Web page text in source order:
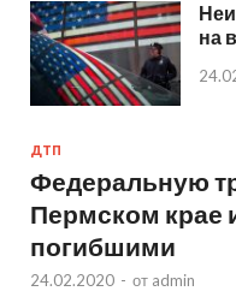
на
ДТП
Федеральную
Пермском крае
погибшими
24.02.2020 - от admin